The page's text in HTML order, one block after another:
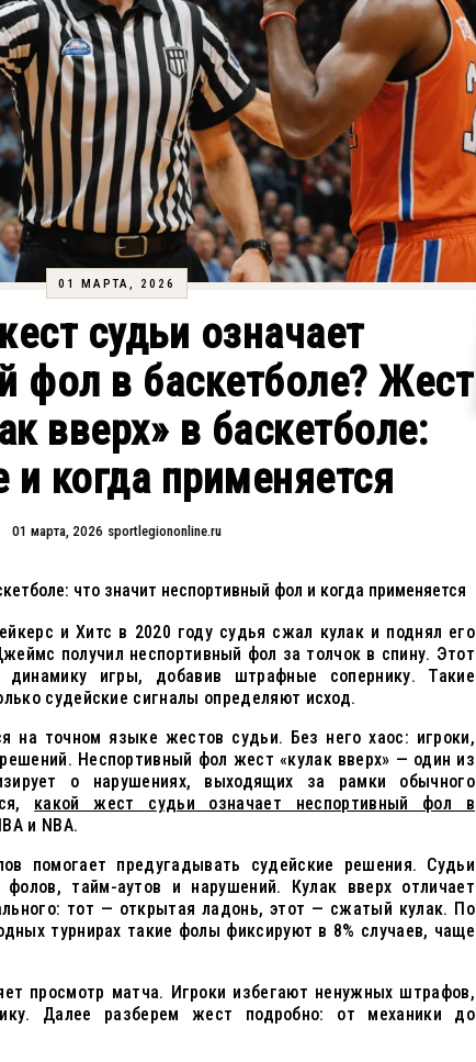
01 МАРТА, 2026
судьи означает
фол в баскетболе? Жест
вверх» в баскетболе:
и когда применяется
01 марта, 2026 sportlegiononline.ru
что значит неспортивный фол и когда применяется
и Хитс в 2020 году судья сжал кулак и поднял его
получил неспортивный фол за толчок в спину. Этот
динамику игры, добавив штрафные сопернику. Такие
судейские сигналы определяют исход.
на точном языке жестов судьи. Без него хаос: игроки,
Неспортивный фол жест «кулак вверх» — один из
о нарушениях, выходящих за рамки обычного
какой жест судьи означает неспортивный фол в
и NBA.
помогает предугадывать судейские решения. Судьи
тайм-аутов и нарушений. Кулак вверх отличает
тот — открытая ладонь, этот — сжатый кулак. По
турнирах такие фолы фиксируют в 8% случаев, чаще
просмотр матча. Игроки избегают ненужных штрафов,
Далее разберем жест подробно: от механики до